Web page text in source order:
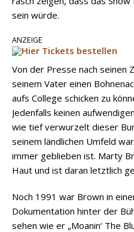
sein würde.
ANZEIGE
Von der Presse nach seinen
seinem Vater einen
aufs College schicken zu
Jedenfalls keinen
wie tief verwurzelt dieser
seinem ländlichen Umfeld
immer geblieben ist. Marty
Haut und ist daran letztlich
Noch 1991 war Brown in
Dokumentation hinter der
sehen wie er „Moanin‘ The